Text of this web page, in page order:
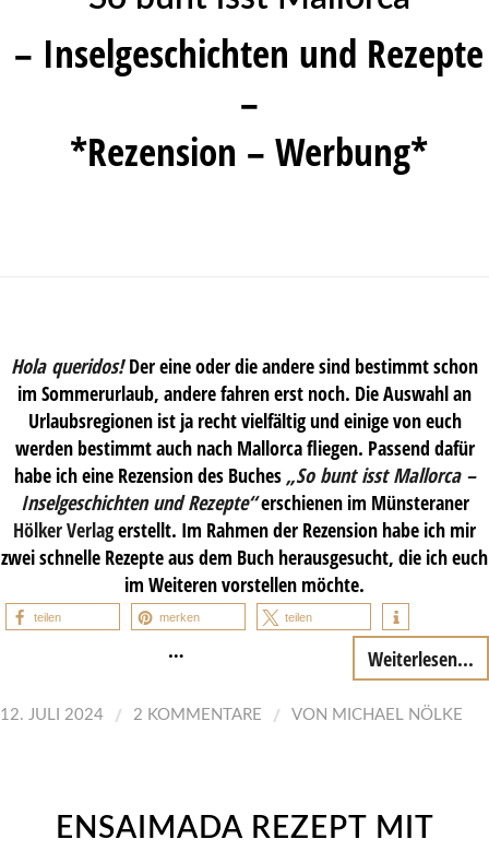
– Inselgeschichten und Rezepte
–
*Rezension – Werbung*
Hola queridos!Der eine oder die andere sind bestimmt schon
im Sommerurlaub, andere fahren erst noch. Die Auswahl an
Urlaubsregionen ist ja recht vielfältig und einige von euch
werden bestimmt auch nach Mallorca fliegen. Passend dafür
habe ich eine Rezension des Buches „So bunt isst Mallorca –
Inselgeschichten und Rezepte“erschienen im Münsteraner
Hölker Verlagerstellt. Im Rahmen der Rezension habe ich mir
zwei schnelle Rezepte aus dem Buch herausgesucht, die ich euch
im Weiteren vorstellen möchte.
teilen merken teilen
… Weiterlesen...
12. JULI 2024 / 2 KOMMENTARE / VON MICHAEL NÖLKE
ENSAIMADA REZEPT MIT